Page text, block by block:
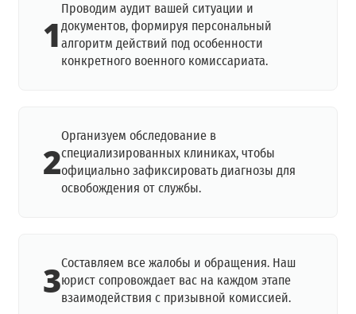
1
Проводим аудит вашей ситуации и
документов, формируя персональный
алгоритм действий под особенности
конкретного военного комиссариата.
2
Организуем обследование в
специализированных клиниках, чтобы
официально зафиксировать диагнозы для
освобождения от службы.
3Составляем все жалобы и обращения. Наш
юрист сопровождает вас на каждом этапе
взаимодействия с призывной комиссией.